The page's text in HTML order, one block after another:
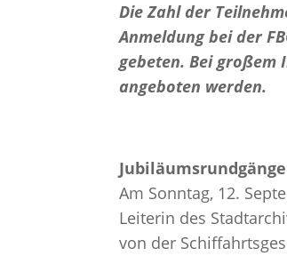
Die Zahl der
Anmeldung bei der
gebeten. Bei großem
angeboten werden.
Am Sonntag, 12.
Leiterin des
von der